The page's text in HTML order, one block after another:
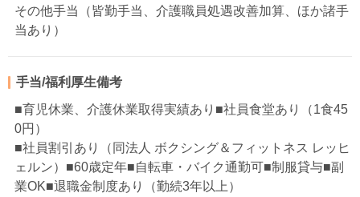
その他手当（皆勤手当、介護職員処遇改善加算、ほか諸手
当あり）
手当/福利厚生備考
■育児休業、介護休業取得実績あり■社員食堂あり（1食45
0円）
■社員割引あり（同法人 ボクシング＆フィットネス レッヒ
ェルン）■60歳定年■自転車・バイク通勤可■制服貸与■副
業OK■退職金制度あり（勤続3年以上）